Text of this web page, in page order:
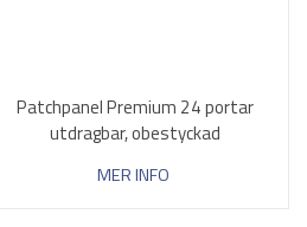
Patchpanel Premium 24 portar
utdragbar, obestyckad
MER INFO